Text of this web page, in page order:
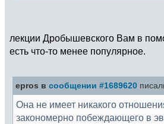
лекции Дробышевского Вам в
есть что-то менее популярное.
epros в сообщении #1689620
Она не имеет никакого
закономерно побеждающего в